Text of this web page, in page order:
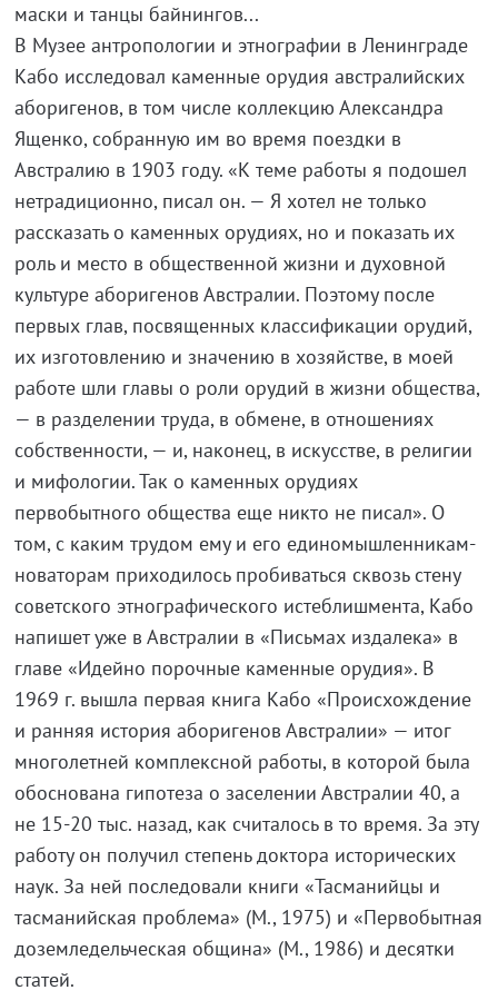
маски и танцы байнингов...
В Музее антропологии и этнографии в Ленинграде
Кабо исследовал каменные орудия австралийских
аборигенов, в том числе коллекцию Александра
Ященко, собранную им во время поездки в
Австралию в 1903 году. «К теме работы я подошел
нетрадиционно, писал он. — Я хотел не только
рассказать о каменных орудиях, но и показать их
роль и место в общественной жизни и духовной
культуре аборигенов Австралии. Поэтому после
первых глав, посвященных классификации орудий,
их изготовлению и значению в хозяйстве, в моей
работе шли главы о роли орудий в жизни общества,
— в разделении труда, в обмене, в отношениях
собственности, — и, наконец, в искусстве, в религии
и мифологии. Так о каменных орудиях
первобытного общества еще никто не писал». О
том, с каким трудом ему и его единомышленникам-
новаторам приходилось пробиваться сквозь стену
советского этнографического истеблишмента, Кабо
напишет уже в Австралии в «Письмах издалека» в
главе «Идейно порочные каменные орудия». В
1969 г. вышла первая книга Кабо «Происхождение
и ранняя история аборигенов Австралии» — итог
многолетней комплексной работы, в которой была
обоснована гипотеза о заселении Австралии 40, а
не 15-20 тыс. назад, как считалось в то время. За эту
работу он получил степень доктора исторических
наук. За ней последовали книги «Тасманийцы и
тасманийская проблема» (М., 1975) и «Первобытная
доземледельческая община» (М., 1986) и десятки
статей.